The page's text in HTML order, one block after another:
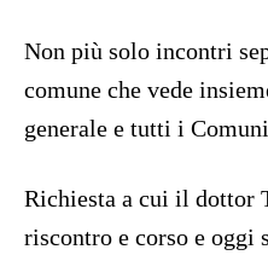
Non più solo incontri
comune che vede
generale e tutti i
Richiesta a cui il dottor
riscontro e corso e oggi